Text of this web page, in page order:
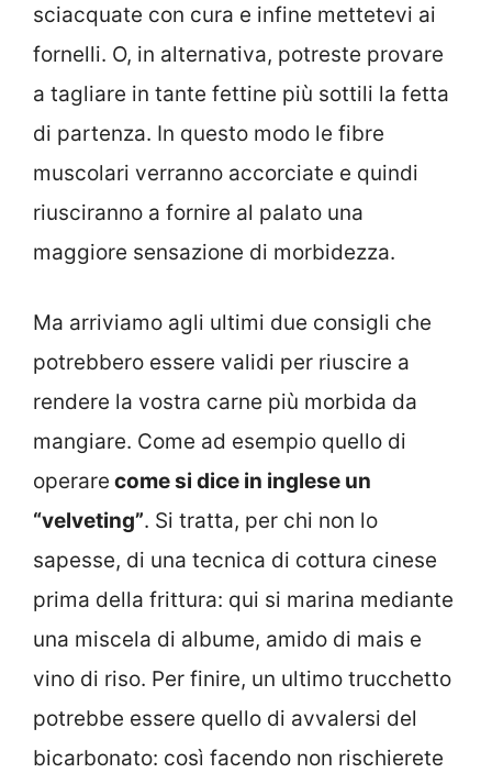
sciacquate con cura e infine mettetevi ai
fornelli. O, in alternativa, potreste provare
a tagliare in tante fettine più sottili la fetta
di partenza. In questo modo le fibre
muscolari verranno accorciate e quindi
riusciranno a fornire al palato una
maggiore sensazione di morbidezza.
Ma arriviamo agli ultimi due consigli che
potrebbero essere validi per riuscire a
rendere la vostra carne più morbida da
mangiare. Come ad esempio quello di
operare come si dice in inglese un
“velveting”. Si tratta, per chi non lo
sapesse, di una tecnica di cottura cinese
prima della frittura: qui si marina mediante
una miscela di albume, amido di mais e
vino di riso. Per finire, un ultimo trucchetto
potrebbe essere quello di avvalersi del
bicarbonato: così facendo non rischierete